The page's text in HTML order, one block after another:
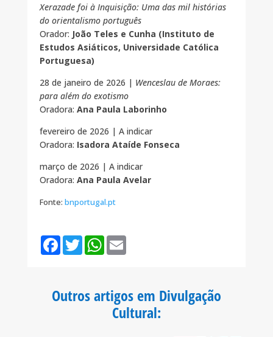
Xerazade foi à Inquisição: Uma das mil histórias
do orientalismo português
Orador: João Teles e Cunha (Instituto de
Estudos Asiáticos, Universidade Católica
Portuguesa)
28 de janeiro de 2026 | Wenceslau de Moraes:
para além do exotismo
Oradora: Ana Paula Laborinho
fevereiro de 2026 | A indicar
Oradora: Isadora Ataíde Fonseca
março de 2026 | A indicar
Oradora: Ana Paula Avelar
Fonte: bnportugal.pt
F
o
T
w
r
W
p
E
Outros artigos em Divulgação
Cultural: